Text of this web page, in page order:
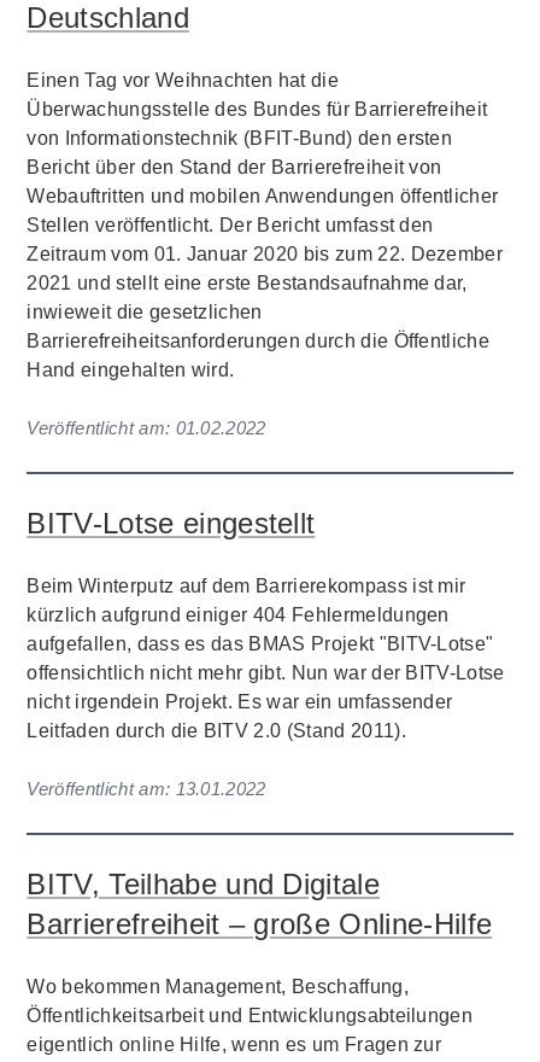
Deutschland
Einen Tag vor Weihnachten hat die
Überwachungsstelle des Bundes für Barrierefreiheit
von Informationstechnik (BFIT-Bund) den ersten
Bericht über den Stand der Barrierefreiheit von
Webauftritten und mobilen Anwendungen öffentlicher
Stellen veröffentlicht. Der Bericht umfasst den
Zeitraum vom 01. Januar 2020 bis zum 22. Dezember
2021 und stellt eine erste Bestandsaufnahme dar,
inwieweit die gesetzlichen
Barrierefreiheitsanforderungen durch die Öffentliche
Hand eingehalten wird.
Veröffentlicht am: 01.02.2022
BITV-Lotse eingestellt
Beim Winterputz auf dem Barrierekompass ist mir
kürzlich aufgrund einiger 404 Fehlermeldungen
aufgefallen, dass es das BMAS Projekt "BITV-Lotse"
offensichtlich nicht mehr gibt. Nun war der BITV-Lotse
nicht irgendein Projekt. Es war ein umfassender
Leitfaden durch die BITV 2.0 (Stand 2011).
Veröffentlicht am: 13.01.2022
BITV, Teilhabe und Digitale
Barrierefreiheit – große Online-Hilfe
Wo bekommen Management, Beschaffung,
Öffentlichkeitsarbeit und Entwicklungsabteilungen
eigentlich online Hilfe, wenn es um Fragen zur